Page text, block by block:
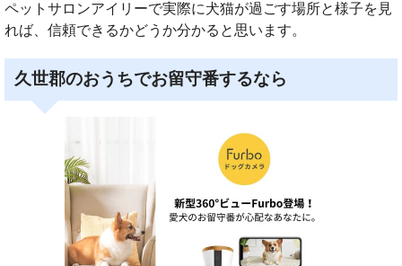
ペットサロンアイリーで実際に犬猫が過ごす場所と様子を見
れば、信頼できるかどうか分かると思います。
久世郡のおうちでお留守番するなら